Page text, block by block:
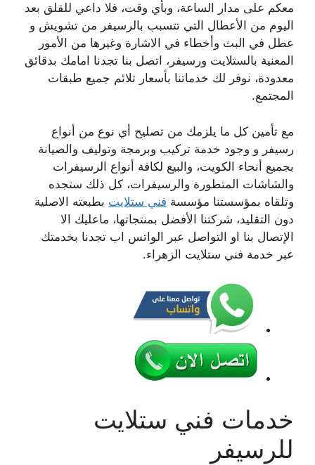
معكم على مدار الساعة، وبأي وقت، فلا داعي للقلق بعد
اليوم من الأعطال التي تتسبب بالرسيفر من تشويش و
عطل في البث وأخطاء في الاشارة وغيرها من الأمور
المعنية بالستلايت ورسيفر، اتصل بنا تجدنا امامك بدقائق
معدودة، نوفر لك خدماتنا بأسعار تلائم جميع طبقات
المجتمع.
مع تأمين كل ما يلزمك من تصليح أي نوع من أنواع
رسيفر و وجود خدمة تركيب وبرمجة وتوليف والصيانة
بجميع أنحاء الكويت، والبيع لكافة أنواع الرسيفرات
والشاشات المتطورة والرسيفرات، كل ذلك ستجده
وتلقاه بمؤسستنا مؤسسة فني ستلايت بطبعته الاصلية
دون التقليد، شركتنا الأفضل بمنتجاتها، ماعليك الا
الإتصال بنا او التواصل عبر الواتس اب تجدنا بخدمتك
عبر خدمة فني ستلايت الزهراء.
خدمات فني ستلايت
للرسيفر